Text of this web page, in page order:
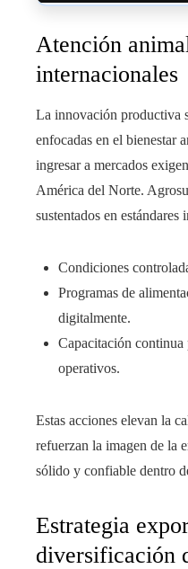
Atención
internacionales
La innovación productiva
enfocadas en el bienestar
ingresar a mercados
América del Norte.
sustentados en
Condiciones
Programas de
digitalmente.
Capacitación continua
operativos.
Estas acciones elevan la
refuerzan la imagen de la
sólido y confiable dentro
Estrategia
diversificación